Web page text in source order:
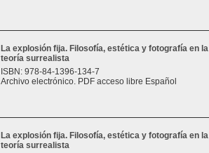
La explosión fija. Filosofía, estética y fotografía en la
teoría surrealista
ISBN: 978-84-1396-134-7
Archivo electrónico. PDF acceso libre Español
La explosión fija. Filosofía, estética y fotografía en la
teoría surrealista